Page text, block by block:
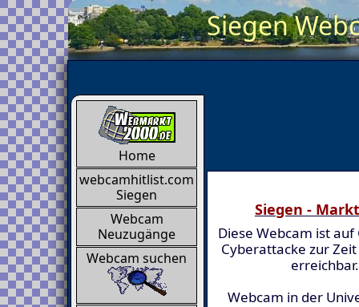
Siegen
Home
webcamhitlist.com
Siegen
Webcam
Neuzugänge
Webcam suchen
Siegen -
Diese Webcam ist
Cyberattacke zur
erreichbar.
Webcam in der